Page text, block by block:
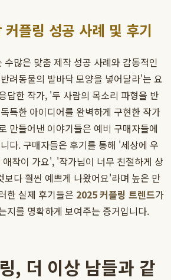
플링 성공 사례 및 후기
수많은 맞춤 제작 성공 사례와 감동적인
려동물의 발바닥 모양을 넣어달라'는 요
답한 작가, '두 사람의 목소리 파형을 반
특한 아이디어를 완벽하게 구현한 작가
만들어낸 이야기들은 예비 구매자들에
다. 구매자들은 후기를 통해 '세상에 우
착이 가요', '작가님이 너무 친절하게 상
보다 훨씬 예쁘게 나왔어요'라며 높은 만
한 실제 후기들은 2025 커플링 트렌드가
지를 명확하게 보여주는 증거입니다.
, 더 이상 남들과 같